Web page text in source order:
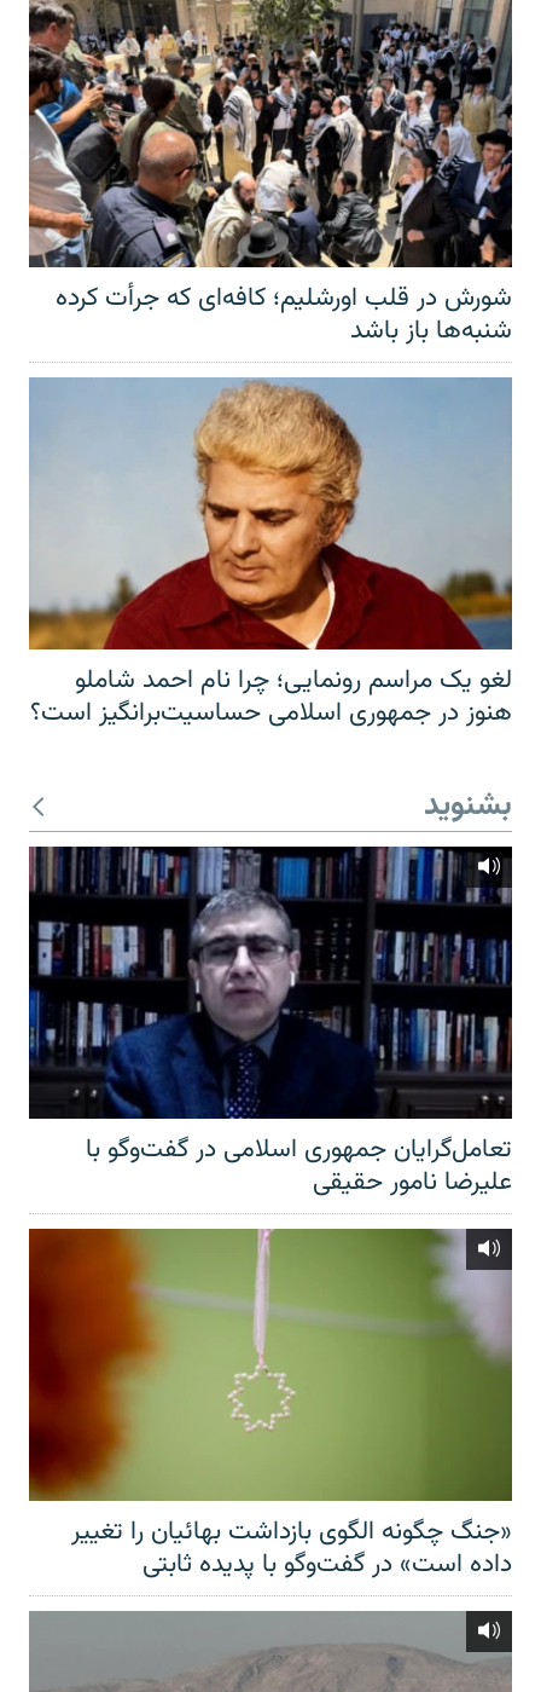
شورش در قلب اورشلیم؛ کافه‌ای که جرأت کرده
شنبه‌ها باز باشد
لغو یک مراسم رونمایی؛ چرا نام احمد شاملو
هنوز در جمهوری اسلامی حساسیت‌برانگیز است؟
بشنوید
تعامل‌گرایان جمهوری اسلامی در گفت‌وگو با
علیرضا نامور حقیقی
«جنگ چگونه الگوی بازداشت بهائیان را تغییر
داده است» در گفت‌وگو با پدیده ثابتی